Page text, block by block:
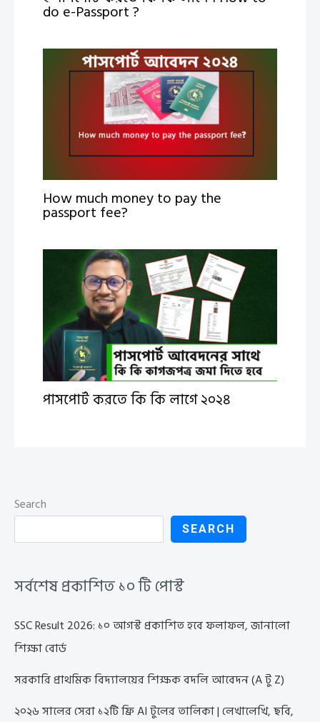
do e-Passport ?
How much money to pay the
passport fee?
পাসপোর্ট করতে কি কি লাগে ২০২৪
Search
SEARCH
সর্বশেষ প্রকাশিত ১০ টি পোস্ট
SSC Result 2026: ১০ আগস্ট প্রকাশিত হবে ফলাফল, জানালো
শিক্ষা বোর্ড
সরকারি প্রাথমিক বিদ্যালয়ের শিক্ষক বদলি আবেদন (A টু Z)
২০২৬ সালের সেরা ১২টি ফ্রি AI টুলের তালিকা | লেখালেখি, ছবি,